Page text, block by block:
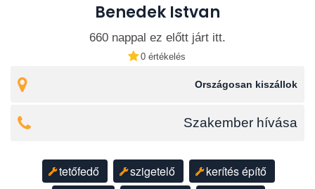
Benedek Istvan
660 nappal ez előtt járt itt.
0 értékelés
Országosan kiszállok
Szakember hívása
tetőfedő szigetelő
kerítés építő